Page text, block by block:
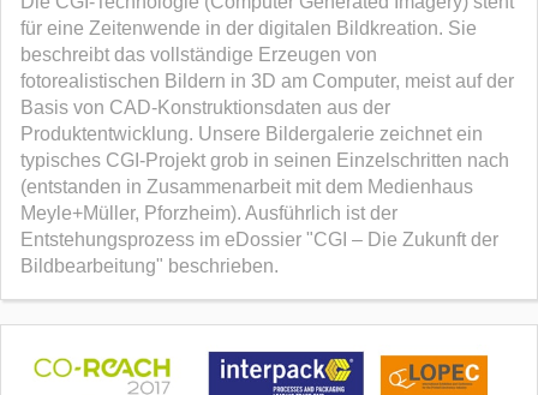
für eine Zeitenwende in der digitalen Bildkreation. Sie
beschreibt das vollständige Erzeugen von
fotorealistischen Bildern in 3D am Computer, meist auf der
Basis von CAD-Konstruktionsdaten aus der
Produktentwicklung. Unsere Bildergalerie zeichnet ein
typisches CGI-Projekt grob in seinen Einzelschritten nach
(entstanden in Zusammenarbeit mit dem Medienhaus
Meyle+Müller, Pforzheim). Ausführlich ist der
Entstehungsprozess im eDossier "CGI – Die Zukunft der
Bildbearbeitung" beschrieben.